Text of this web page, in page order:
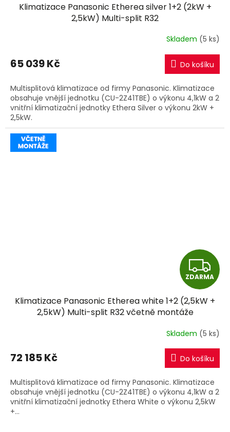
Klimatizace Panasonic Etherea silver 1+2 (2kW +
2,5kW) Multi-split R32
Skladem (5 ks)
65 039 Kč Do košíku
Multisplitová klimatizace od firmy Panasonic. Klimatizace
obsahuje vnější jednotku (CU-2Z41TBE) o výkonu 4,1kW a 2
vnitřní klimatizační jednotky Ethera Silver o výkonu 2kW +
2,5kW.
Z
D
A
R
M
A
ZDARMA
Klimatizace Panasonic Etherea white 1+2 (2,5kW +
2,5kW) Multi-split R32 včetně montáže
Skladem (5 ks)
72 185 Kč Do košíku
Multisplitová klimatizace od firmy Panasonic. Klimatizace
obsahuje vnější jednotku (CU-2Z41TBE) o výkonu 4,1kW a 2
vnitřní klimatizační jednotky Ethera White o výkonu 2,5kW
+...